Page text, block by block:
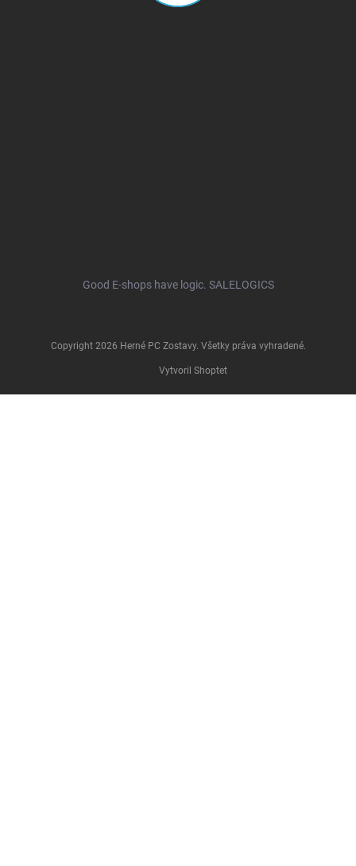
Good E-shops have logic. SALELOGICS
Vytvoril Shoptet
Copyright 2026 Herné PC Zostavy. Všetky práva vyhradené.